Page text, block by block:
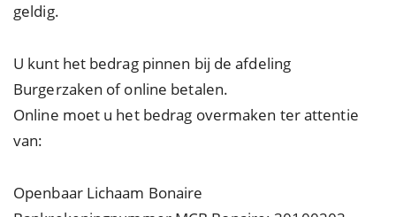
geldig.
U kunt het bedrag pinnen bij de afdeling
Burgerzaken of online betalen.
Online moet u het bedrag overmaken ter attentie
van:
Openbaar Lichaam Bonaire